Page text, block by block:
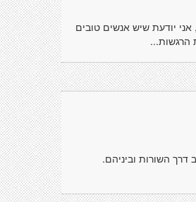
יודעת שיש אנשים טובים
הרגשות...
השורות וביניהם.